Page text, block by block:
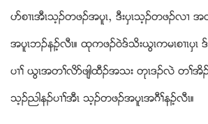
ပဏစ႕ၚအီၚသ့ဥတဖဥအပူၚယ ဒီးပွၚသ့ဥတဖဥလ႕
အပူၚဘဥနဥ့လီၚ။ ထုကဖဥ၀ဲဒ္သိးဎြၚကမၚစ႕ၚပွ
ပ႕ႈ ဎြၚအတႈလိဏဖ်ါထီဥအသး တုၚဒဥလဲ တ
သ့ဥညါနဥပ႕ႈအီၚ သ့ဥတဖဥအပူၚအဂီႈနဥ့လီၚ။